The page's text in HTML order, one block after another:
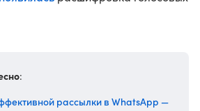
:
рассылки в WhatsApp —